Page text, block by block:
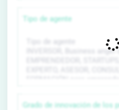
Tipo de agente
Grado de innovación de los